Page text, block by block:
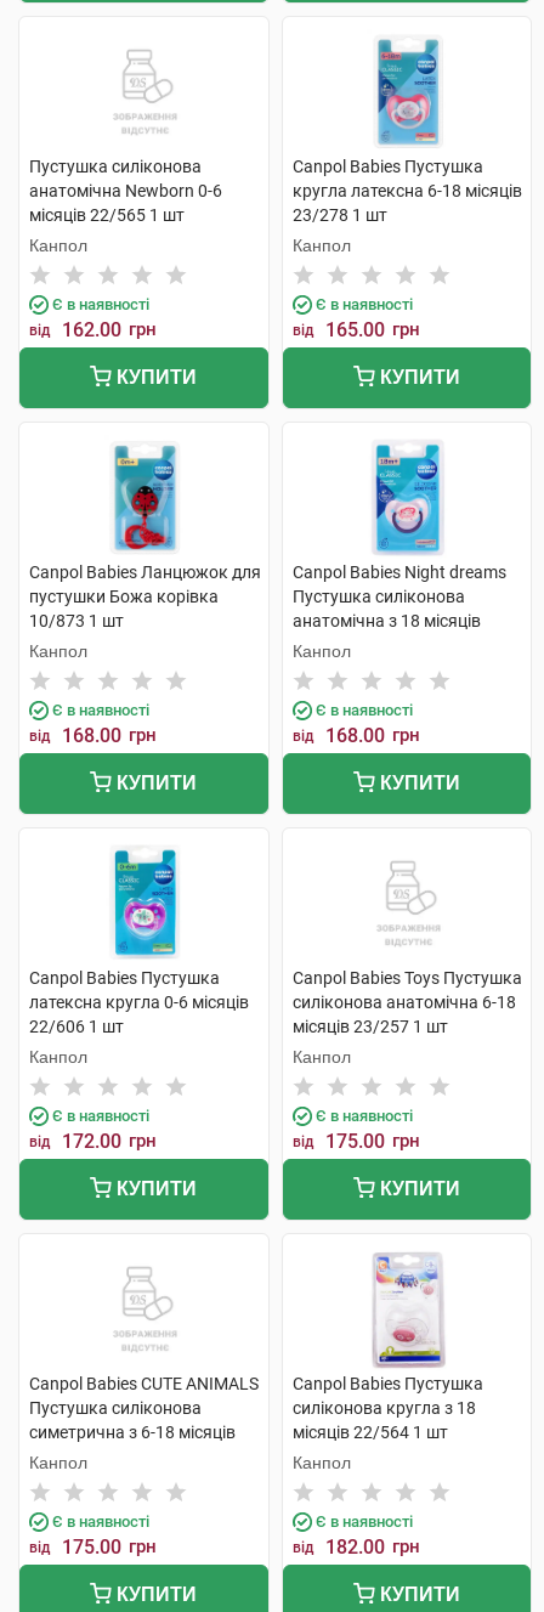
Пустушка силіконова
анатомічна Newborn 0-6
місяців 22/565 1 шт
Канпол
Є в наявності
від 162.00 грн
КУПИТИ
Canpol Babies Пустушка
кругла латексна 6-18 місяців
23/278 1 шт
Канпол
Є в наявності
від 165.00 грн
КУПИТИ
Canpol Babies Ланцюжок для
пустушки Божа корівка
10/873 1 шт
Канпол
Є в наявності
від 168.00 грн
КУПИТИ
Canpol Babies Night dreams
Пустушка силіконова
анатомічна з 18 місяців
22/502 1 шт
Канпол
Є в наявності
від 168.00 грн
КУПИТИ
Canpol Babies Пустушка
латексна кругла 0-6 місяців
22/606 1 шт
Канпол
Є в наявності
від 172.00 грн
КУПИТИ
Canpol Babies Toys Пустушка
силіконова анатомічна 6-18
місяців 23/257 1 шт
Канпол
Є в наявності
від 175.00 грн
КУПИТИ
Canpol Babies CUTE ANIMALS
Пустушка силіконова
симетрична з 6-18 місяців
блакитна 1 шт
Канпол
Є в наявності
від 175.00 грн
КУПИТИ
Canpol Babies Пустушка
силіконова кругла з 18
місяців 22/564 1 шт
Канпол
Є в наявності
від 182.00 грн
КУПИТИ